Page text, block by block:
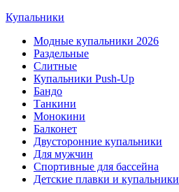
Купальники
Модные купальники 2026
Раздельные
Слитные
Купальники Push-Up
Бандо
Танкини
Монокини
Балконет
Двусторонние купальники
Для мужчин
Спортивные для бассейна
Детские плавки и купальники